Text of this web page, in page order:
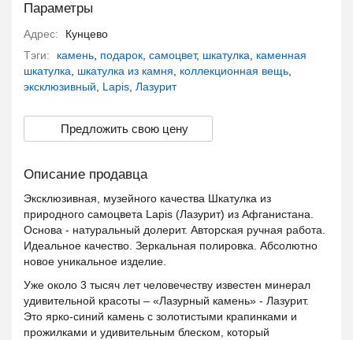
Параметры
Адрес:
Кунцево
Тэги:
камень, подарок, самоцвет, шкатулка, каменная
шкатулка, шкатулка из камня, коллекционная вещь,
эксклюзивный, Lapis, Лазурит
Предложить свою цену
Описание продавца
Эксклюзивная, музейного качества Шкатулка из
природного самоцвета Lapis (Лазурит) из Афганистана.
Основа - натуральный долерит. Авторская ручная работа.
Идеальное качество. Зеркальная полировка. Абсолютно
новое уникальное изделие.
Уже около 3 тысяч лет человечеству известен минерал
удивительной красоты – «Лазурный камень» - Лазурит.
Это ярко-синий камень с золотистыми крапинками и
прожилками и удивительным блеском, который